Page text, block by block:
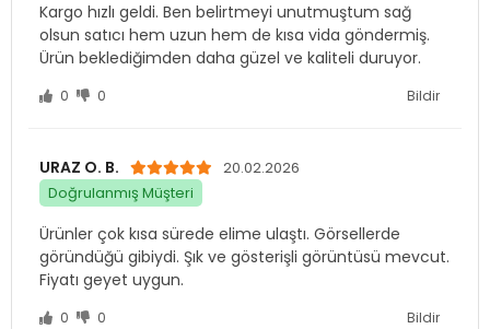
Kargo hızlı geldi. Ben belirtmeyi unutmuştum sağ
olsun satıcı hem uzun hem de kısa vida göndermiş.
Ürün beklediğimden daha güzel ve kaliteli duruyor.
0 0 Bildir
URAZ O. B.
20.02.2026
Doğrulanmış Müşteri
Ürünler çok kısa sürede elime ulaştı. Görsellerde
göründüğü gibiydi. Şık ve gösterişli görüntüsü mevcut.
Fiyatı geyet uygun.
0 0 Bildir